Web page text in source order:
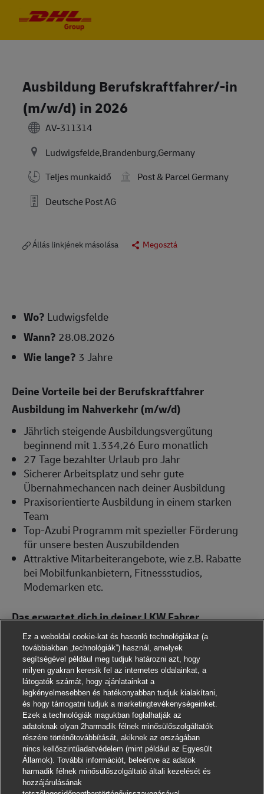
Ausbildung Berufskraftfahrer/-in
(m/w/d) in 2026
AV-311314
Ludwigsfelde,Brandenburg,Germany
Teljes munkaidő
Post & Parcel Germany
Deutsche Post AG
Állás linkjének másolása Megosztá
Wo? Ludwigsfelde
Wann? 28.08.2026
Wie lange? 3 Jahre
Deine Vorteile bei der Berufskraftfahrer
Ausbildung im Nahverkehr (m/w/d)
Jährlich steigende Ausbildungsvergütung
beginnend mit 1.334,26 Euro monatlich
27 Tage bezahlter Urlaub pro Jahr
Sicherer Arbeitsplatz und sehr gute
Übernahmechancen nach deiner Ausbildung
Praxisorientierte Ausbildung in einem starken
Team
Top-Azubi Programm mit spezieller Förderung
für unsere besten Auszubildenden
Attraktive Mitarbeiterangebote, wie z.B. Rabatte
bei Mobilfunkanbietern, Fitnessstudios,
Modemarken etc.
Das erwartet dich in deiner LKW Fahrer
Ausbildung
Du bist mit unseren modernen LKWs unterwegs
und sorgst dafür, dass Briefe und Pakete sicher
und pünktlich ans Ziel kommen
Du machst deinen Lkw-Führerschein
Du lernst einiges über Fahrzeugtechnik,
Güterverladung, Sicherheitsregeln und
Tourenplanung
Das bringst du mit
Ez a weboldal cookie-kat és hasonló technológiákat (a
továbbiakban „technológiák”) használ, amelyek
segítségével például meg tudjuk határozni azt, hogy
milyen gyakran keresik fel az internetes oldalainkat, a
látogatók számát, hogy ajánlatainkat a
legkényelmesebben és hatékonyabban tudjuk kialakítani,
és hogy támogatni tudjuk a marketingtevékenységeinket.
Ezek a technológiák magukban foglalhatják az
adatoknak olyan 2harmadik félnek minősülőszolgáltatók
részére történőtovábbítását, akiknek az országában
nincs kellőszintűadatvédelem (mint például az Egyesült
Államok). További információt, beleértve az adatok
harmadik félnek minősülőszolgáltató általi kezelését és
hozzájárulásának